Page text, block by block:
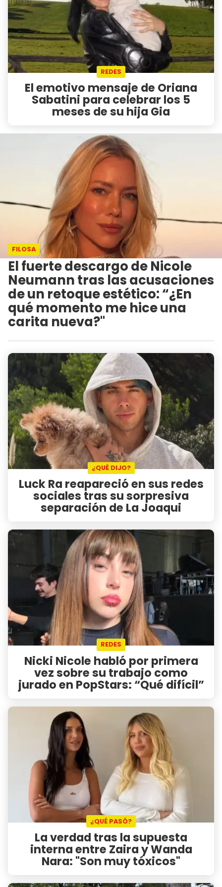
REDES
El emotivo mensaje de Oriana
Sabatini para celebrar los 5
meses de su hija Gia
FILOSA
El fuerte descargo de Nicole
Neumann tras las acusaciones
de un retoque estético: “¿En
qué momento me hice una
carita nueva?"
¿QUÉ DIJO?
Luck Ra reapareció en sus redes
sociales tras su sorpresiva
separación de La Joaqui
REDES
Nicki Nicole habló por primera
vez sobre su trabajo como
jurado en PopStars: “Qué difícil”
¿QUÉ PASÓ?
La verdad tras la supuesta
interna entre Zaira y Wanda
Nara: "Son muy tóxicos"